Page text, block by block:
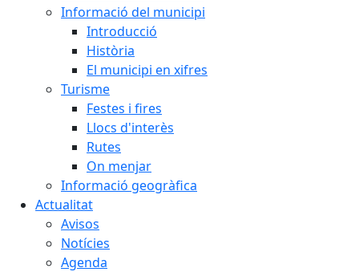
Informació del municipi
Introducció
Història
El municipi en xifres
Turisme
Festes i fires
Llocs d'interès
Rutes
On menjar
Informació geogràfica
Actualitat
Avisos
Notícies
Agenda